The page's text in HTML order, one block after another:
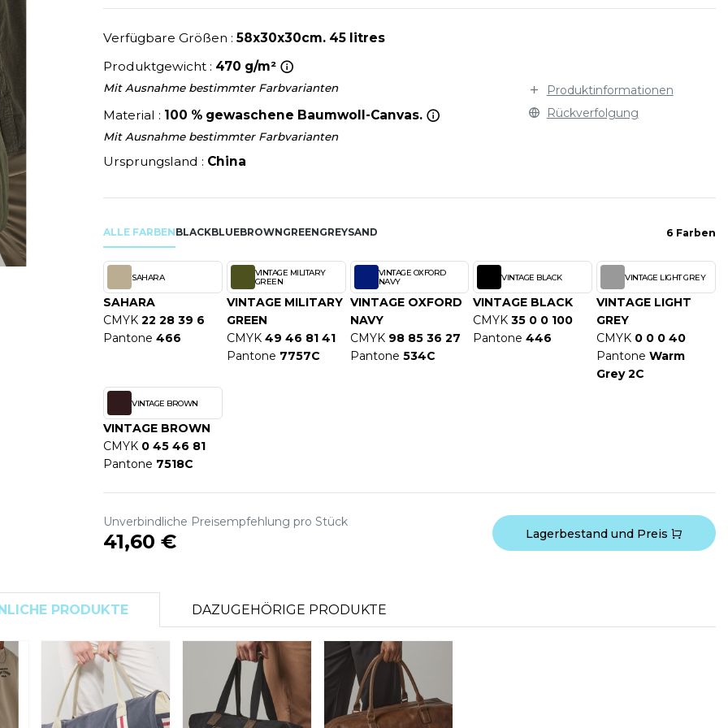
PRODUKTE
SCHUHE
SCHÜRZEN
SICHERHEITSKLEIDUNG HIVIZ
SOFTSHELL
- BLANKS
PAREDES SEGURIDAD
PEN DUICK
PROMODORO
Q
REFERENCE TEXTILE
REGATTA
RESULT
RICA LEWIS
RUSSELL ATHLETIC®
RUSSELL ATHLETIC® COLLECTION
SANS ETIQUETTE
THE ONE TOWELLING
WESTFORD MILL
Verfügbare Größen : 58x30x30cm. 45 litres
Produktgewicht : 470 g/m²
Mit Ausnahme bestimmter Farbvarianten
Material : 100 % gewaschene Baumwoll-Canvas.
Mit Ausnahme bestimmter Farbvarianten
Ursprungsland : China
Produktinformationen
Rückverfolgung
ALLE FARBENBLACKBLUEBROWNGREENGREYSAND 6 Farben
SAHARA
SAHARA
CMYK 22 28 39 6
Pantone 466
VINTAGE MILITARY
GREEN
VINTAGE MILITARY
GREEN
CMYK 49 46 81 41
Pantone 7757C
VINTAGE OXFORD
NAVY
VINTAGE OXFORD
NAVY
CMYK 98 85 36 27
Pantone 534C
VINTAGE BLACK
VINTAGE BLACK
CMYK 35 0 0 100
Pantone 446
VINTAGE LIGHT GREY
VINTAGE LIGHT
GREY
CMYK 0 0 0 40
Pantone Warm
Grey 2C
VINTAGE BROWN
VINTAGE BROWN
CMYK 0 45 46 81
Pantone 7518C
Unverbindliche Preisempfehlung pro Stück
41,60 € Lagerbestand und Preis
PRODUKTE DAZUGEHÖRIGE PRODUKTE